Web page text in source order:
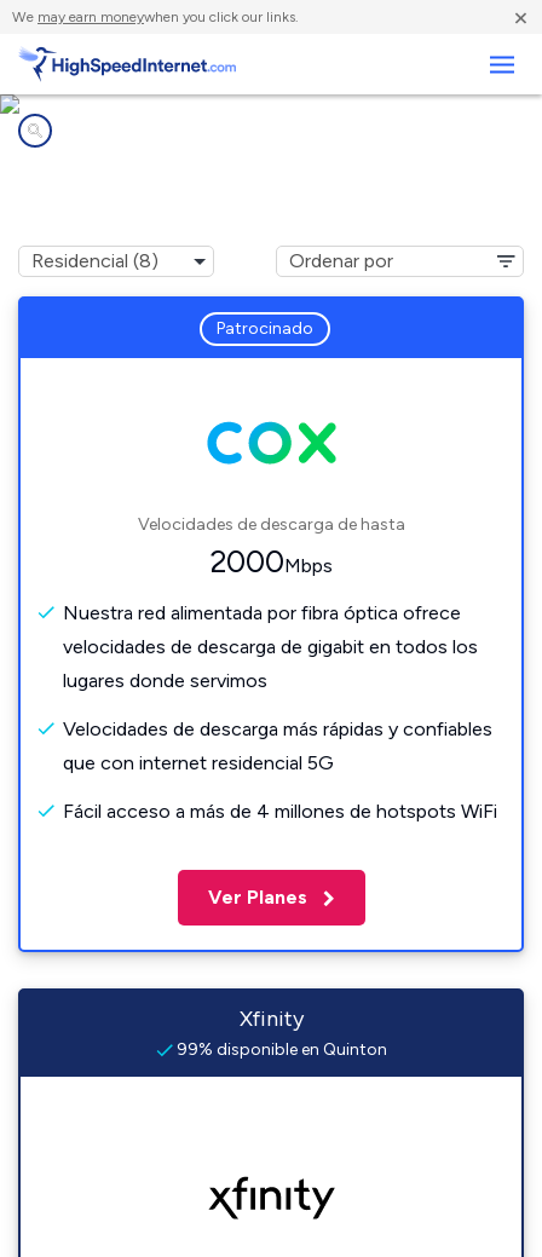
We may earn moneywhen you click our links. ×
Patrocinado
Velocidades de descarga de hasta
2000Mbps
Nuestra red alimentada por fibra óptica ofrece
velocidades de descarga de gigabit en todos los
lugares donde servimos
Velocidades de descarga más rápidas y confiables
que con internet residencial 5G
Fácil acceso a más de 4 millones de hotspots WiFi
Ver Planes
Xfinity
99% disponible en Quinton